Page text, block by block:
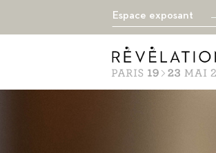
Espace exposant